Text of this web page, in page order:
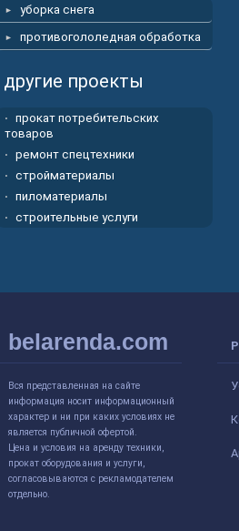
уборка снега
противогололедная обработка
другие проекты
прокат потребительских
товаров
ремонт спецтехники
стройматериалы
пиломатериалы
строительные услуги
belarenda.com
Вся представленная на сайте
информация носит информационный
характер и ни при каких условиях не
является публичной офертой.
Цена и условия на аренду техники,
прокат оборудования и услуги,
согласовываются с рекламодателем
отдельно.